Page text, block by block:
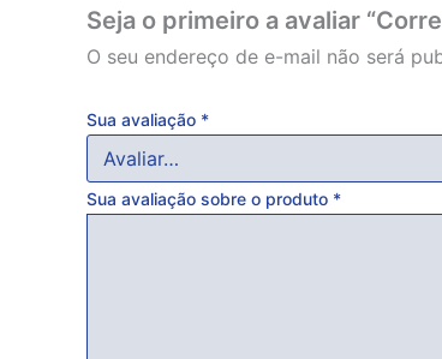
Seja o primeiro a avaliar
O seu endereço de e-mail não será
Sua avaliação *
Sua avaliação sobre o produto *